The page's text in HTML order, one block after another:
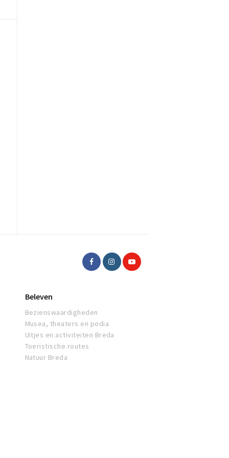
Beleven
Bezienswaardigheden
Musea, theaters en podia
Uitjes en activiteiten Breda
Toeristische routes
Natuur Breda